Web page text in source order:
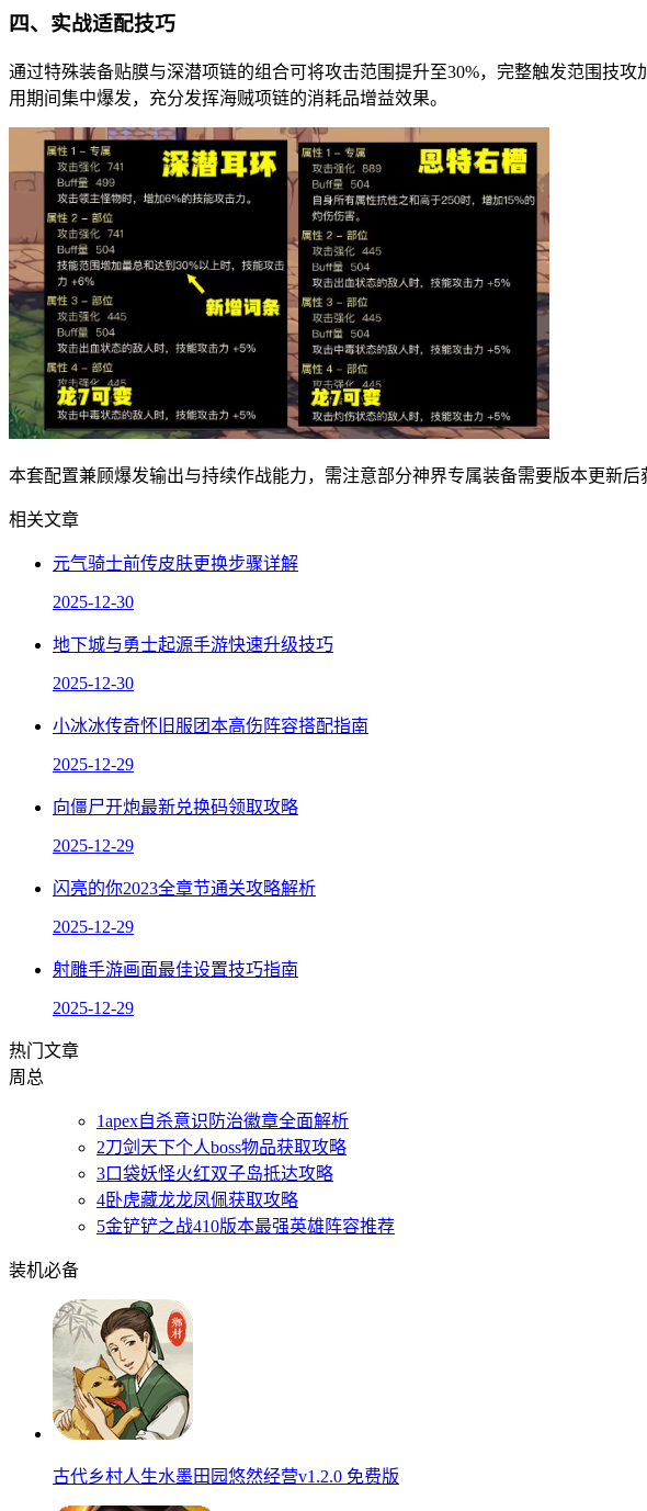
四、实战适配技巧
通过特殊装备贴膜与深潜项链的组合可将攻击范围提升至30%，完整触发范围技
用期间集中爆发，充分发挥海贼项链的消耗品增益效果。
本套配置兼顾爆发输出与持续作战能力，需注意部分神界专属装备需要版本更新
相关文章
元气骑士前传皮肤更换步骤详解
2025-12-30
地下城与勇士起源手游快速升级技巧
2025-12-30
小冰冰传奇怀旧服团本高伤阵容搭配指南
2025-12-29
向僵尸开炮最新兑换码领取攻略
2025-12-29
闪亮的你2023全章节通关攻略解析
2025-12-29
射雕手游画面最佳设置技巧指南
2025-12-29
热门文章
周 总
1apex自杀意识防治徽章全面解析
2刀剑天下个人boss物品获取攻略
3口袋妖怪火红双子岛抵达攻略
4卧虎藏龙龙凤佩获取攻略
5金铲铲之战410版本最强英雄阵容推荐
装机必备
古代乡村人生水墨田园悠然经营v1.2.0 免费版